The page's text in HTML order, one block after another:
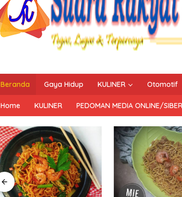
Beranda Gaya Hidup KULINER Otomotif
Home KULINER PEDOMAN MEDIA ONLINE/SIBER